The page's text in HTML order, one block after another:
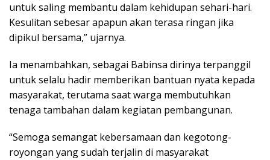
untuk saling membantu dalam kehidupan sehari-hari.
Kesulitan sebesar apapun akan terasa ringan jika
dipikul bersama,” ujarnya.
Ia menambahkan, sebagai Babinsa dirinya terpanggil
untuk selalu hadir memberikan bantuan nyata kepada
masyarakat, terutama saat warga membutuhkan
tenaga tambahan dalam kegiatan pembangunan.
“Semoga semangat kebersamaan dan kegotong-
royongan yang sudah terjalin di masyarakat